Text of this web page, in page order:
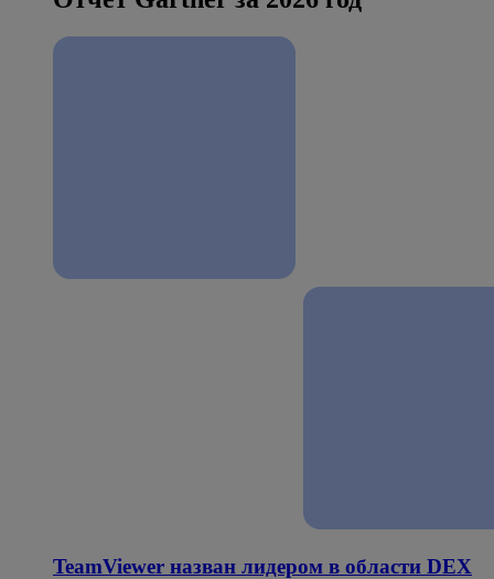
TeamViewer назван лидером в области DEX